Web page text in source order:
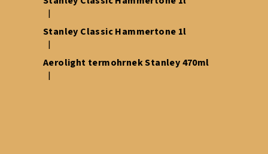
Hodnocení produktu je 5 z 5 hvězdiček.
|
Stanley Classic Hammertone 1l
Hodnocení produktu je 5 z 5 hvězdiček.
|
Aerolight termohrnek Stanley 470ml
Hodnocení produktu je 5 z 5 hvězdiček.
|